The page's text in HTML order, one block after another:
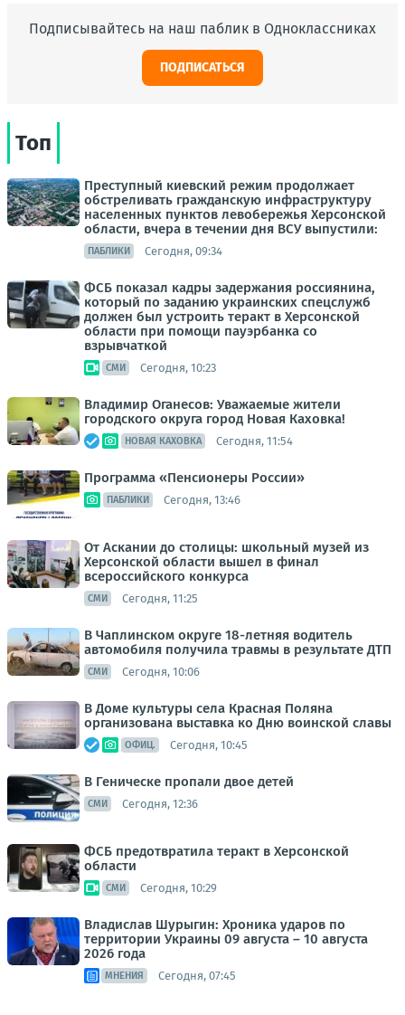
Подписывайтесь на наш паблик в Одноклассниках
ПОДПИСАТЬСЯ
Топ
Преступный киевский режим продолжает
обстреливать гражданскую инфраструктуру
населенных пунктов левобережья Херсонской
области, вчера в течении дня ВСУ выпустили:
ПАБЛИКИ Сегодня, 09:34
ФСБ показал кадры задержания россиянина,
который по заданию украинских спецслужб
должен был устроить теракт в Херсонской
области при помощи пауэрбанка со
взрывчаткой
СМИ Сегодня, 10:23
Владимир Оганесов: Уважаемые жители
городского округа город Новая Каховка!
НОВАЯ КАХОВКА Сегодня, 11:54
Программа «Пенсионеры России»
ПАБЛИКИ Сегодня, 13:46
От Аскании до столицы: школьный музей из
Херсонской области вышел в финал
всероссийского конкурса
СМИ Сегодня, 11:25
В Чаплинском округе 18-летняя водитель
автомобиля получила травмы в результате ДТП
СМИ Сегодня, 10:06
В Доме культуры села Красная Поляна
организована выставка ко Дню воинской славы
ОФИЦ. Сегодня, 10:45
В Геническе пропали двое детей
СМИ Сегодня, 12:36
ФСБ предотвратила теракт в Херсонской
области
СМИ Сегодня, 10:29
Владислав Шурыгин: Хроника ударов по
территории Украины 09 августа – 10 августа
2026 года
МНЕНИЯ Сегодня, 07:45